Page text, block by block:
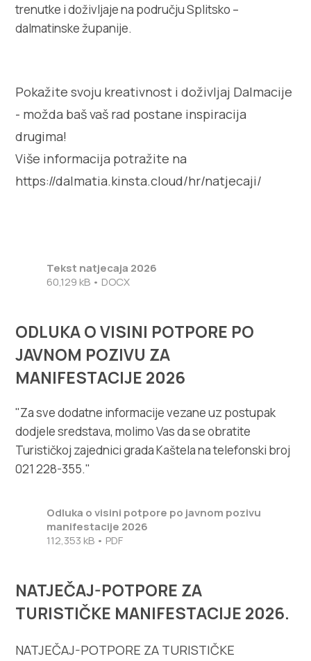
trenutke i doživljaje na području Splitsko –
dalmatinske županije.
Pokažite svoju kreativnost i doživljaj Dalmacije
- možda baš vaš rad postane inspiracija
drugima!
Više informacija potražite na
https://dalmatia.kinsta.cloud/hr/natjecaji/
Tekst natjecaja 2026
60,129 kB • DOCX
ODLUKA O VISINI POTPORE PO
JAVNOM POZIVU ZA
MANIFESTACIJE 2026
"Za sve dodatne informacije vezane uz postupak
dodjele sredstava, molimo Vas da se obratite
Turističkoj zajednici grada Kaštela na telefonski broj
021 228-355."
Odluka o visini potpore po javnom pozivu
manifestacije 2026
112,353 kB • PDF
NATJEČAJ-POTPORE ZA
TURISTIČKE MANIFESTACIJE 2026.
NATJEČAJ-POTPORE ZA TURISTIČKE